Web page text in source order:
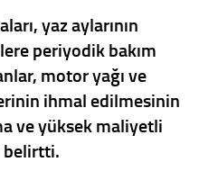
yaz aylarının
periyodik bakım
motor yağı ve
ihmal edilmesinin
ve yüksek maliyetli
belirtti.